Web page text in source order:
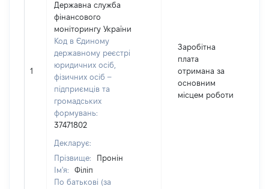
1
Державна служба
фінансового
моніторингу України
Код в Єдиному
державному реєстрі
юридичних осіб,
фізичних осіб –
підприємців та
громадських
формувань:
37471802
Декларує:
Прізвище:
Пронін
Ім'я:
Філіп
По батькові (за
Заробітна
плата
отримана за
основним
місцем роботи